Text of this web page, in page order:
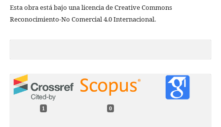
Esta obra está bajo una licencia de Creative Commons
Reconocimiento-No Comercial 4.0 Internacional.
1 0